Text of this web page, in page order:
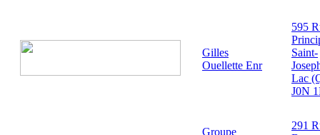
Gilles
Ouellette Enr
595
Saint-
Lac
J0N
Groupe
291